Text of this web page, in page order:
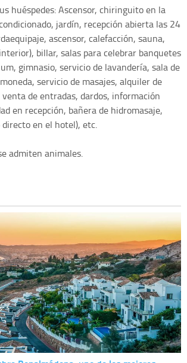
huéspedes: Ascensor, chiringuito en la
jardín, recepción abierta las 24
ascensor, calefacción, sauna,
billar, salas para celebrar banquetes
gimnasio, servicio de lavandería, sala de
servicio de masajes, alquiler de
venta de entradas, dardos, información
en recepción, bañera de hidromasaje,
en el hotel), etc.
admiten animales.